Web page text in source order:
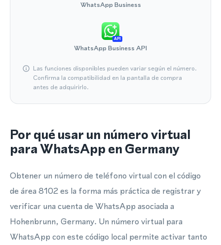
WhatsApp Business
API
WhatsApp Business API
Las funciones disponibles pueden variar según el número.
Confirma la compatibilidad en la pantalla de compra
antes de adquirirlo.
Por qué usar un número virtual
para WhatsApp en Germany
Obtener un número de teléfono virtual con el código
de área 8102 es la forma más práctica de registrar y
verificar una cuenta de WhatsApp asociada a
Hohenbrunn, Germany. Un número virtual para
WhatsApp con este código local permite activar tanto